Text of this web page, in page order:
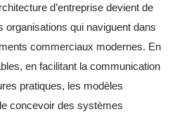
d’entreprise devient de
organisations qui naviguent dans
commerciaux modernes. En
en facilitant la communication
pratiques, les modèles
concevoir des systèmes